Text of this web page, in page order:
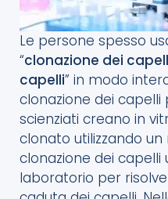
Le persone spesso
“clonazione dei
capelli” in modo
clonazione dei capelli
scienziati creano in
clonato utilizzando un
clonazione dei capelli
laboratorio per